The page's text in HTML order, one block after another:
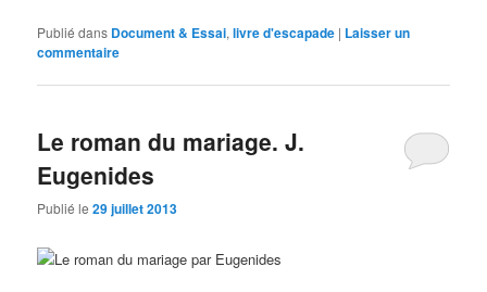
Publié dans Document & Essai,livre d'escapade | Laisser un
commentaire
Le roman du mariage. J.
Eugenides
Publié le29 juillet 2013